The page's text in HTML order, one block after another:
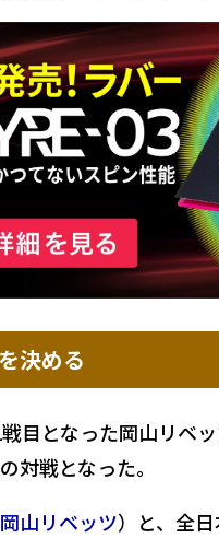
決める
目となった岡山リベ
対戦となった。
岡山リベッツ）と、全